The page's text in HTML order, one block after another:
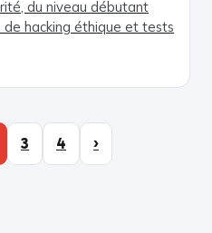
du niveau débutant
hacking éthique et tests
3 4 ›